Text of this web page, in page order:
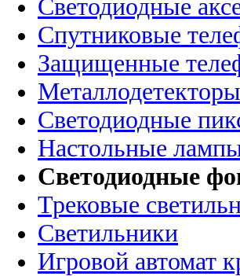
Светодиодные
Спутниковые
Защищенные
Металлодетекторы
Светодиодные
Настольные
Светодиодные
Трековые
Светильники
Игровой автомат